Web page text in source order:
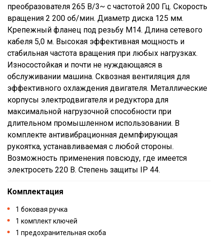
преобразователя 265 В/3~ с частотой 200 Гц. Скорость
вращения 2 200 об/мин. Диаметр диска 125 мм.
Крепежный фланец под резьбу М14. Длина сетевого
кабеля 5,0 м. Высокая эффективная мощность и
стабильная частота вращения при любых нагрузках.
Износостойкая и почти не нуждающаяся в
обслуживании машина. Сквозная вентиляция для
эффективного охлаждения двигателя. Металлические
корпусы электродвигателя и редуктора для
максимальной нагрузочной способности при
длительном промышленном использовании. В
комплекте антивибрационная демпфирующая
рукоятка, устанавливаемая с любой стороны.
Возможность применения повсюду, где имеется
электросеть 220 В. Степень защиты IP 44.
Комплектация
1 боковая ручка
1 комплект ключей
1 предохранительная скоба